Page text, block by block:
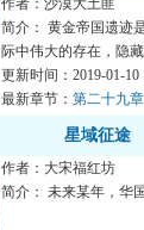
作者：沙漠大土匪
简介： 黄金帝国遗迹
际中伟大的存在，隐
藏着其消失的秘...
更新时间：2019-01-10
最新章节： 第二十九
星域征途
作者：大宋福红坊
简介： 未来某年，华